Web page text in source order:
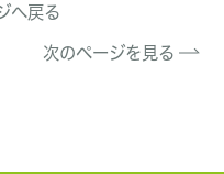
へ戻る
次のページを見る